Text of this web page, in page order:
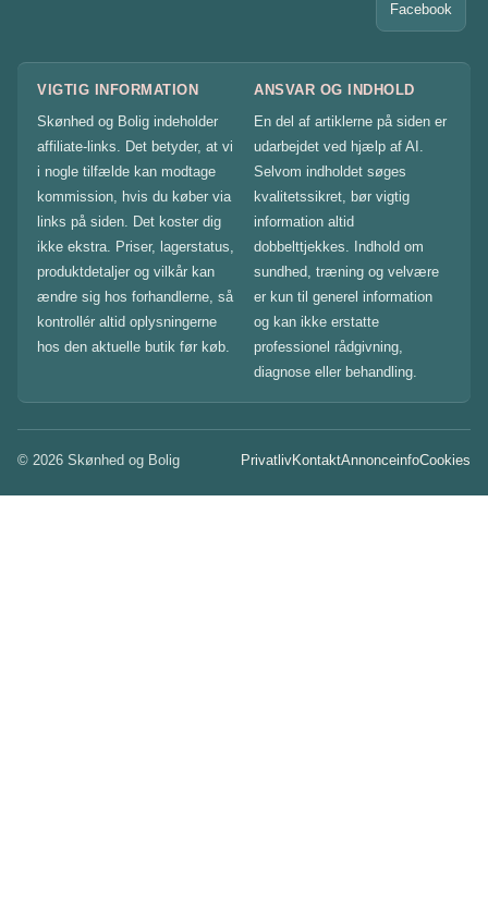
Facebook
VIGTIG INFORMATION
Skønhed og Bolig indeholder
affiliate-links. Det betyder, at vi
i nogle tilfælde kan modtage
kommission, hvis du køber via
links på siden. Det koster dig
ikke ekstra. Priser, lagerstatus,
produktdetaljer og vilkår kan
ændre sig hos forhandlerne, så
kontrollér altid oplysningerne
hos den aktuelle butik før køb.
ANSVAR OG INDHOLD
En del af artiklerne på siden er
udarbejdet ved hjælp af AI.
Selvom indholdet søges
kvalitetssikret, bør vigtig
information altid
dobbelttjekkes. Indhold om
sundhed, træning og velvære
er kun til generel information
og kan ikke erstatte
professionel rådgivning,
diagnose eller behandling.
© 2026 Skønhed og Bolig PrivatlivKontaktAnnonceinfoCookies